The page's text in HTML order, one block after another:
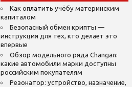
Как оплатить учёбу материнским
капиталом
Безопасный обмен крипты —
инструкция для тех, кто делает это
впервые
Обзор модельного ряда Changan:
какие автомобили марки доступны
российским покупателям
Резонатор: устройство, назначение,